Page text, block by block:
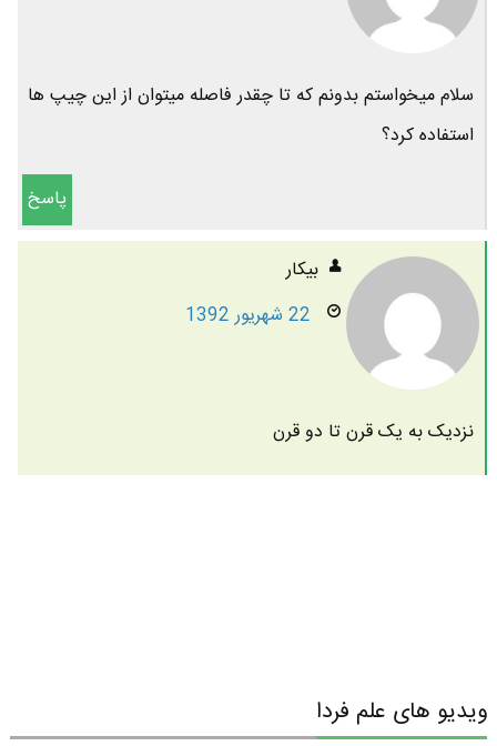
سلام میخواستم بدونم که تا چقدر فاصله میتوان از این چیپ ها
استفاده کرد؟
پاسخ
بیکار
22 شهریور 1392
نزدیک به یک قرن تا دو قرن
ویدیو های علم فردا